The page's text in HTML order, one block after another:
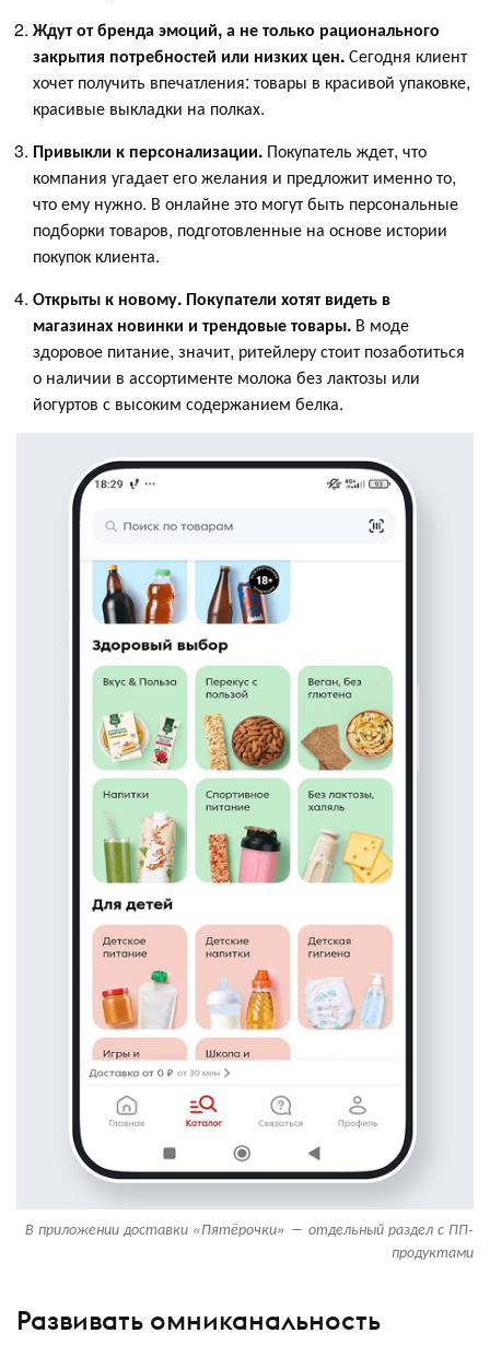
Ждут от бренда эмоций, а не только рационального
закрытия потребностей или низких цен.Сегодня клиент
хочет получить впечатления: товары в красивой упаковке,
красивые выкладки на полках.
Привыкли к персонализации. Покупатель ждет, что
компания угадает его желания и предложит именно то,
что ему нужно. В онлайне это могут быть персональные
подборки товаров, подготовленные на основе истории
покупок клиента.
Открыты к новому. Покупатели хотят видеть в
магазинах новинки и трендовые товары. В моде
здоровое питание, значит, ритейлеру стоит позаботиться
о наличии в ассортименте молока без лактозы или
йогуртов с высоким содержанием белка.
В приложении доставки «Пятёрочки» ― отдельный раздел с ПП-
продуктами
Развивать омниканальность